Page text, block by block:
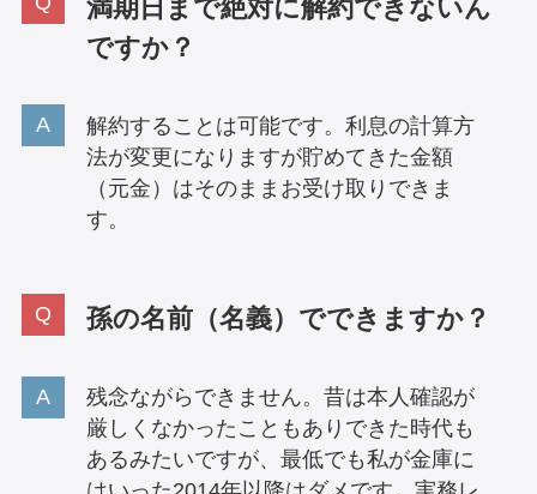
満期日まで絶対に解約できないん
ですか？
解約することは可能です。利息の計算方
法が変更になりますが貯めてきた金額
（元金）はそのままお受け取りできま
す。
孫の名前（名義）でできますか？
残念ながらできません。昔は本人確認が
厳しくなかったこともありできた時代も
あるみたいですが、最低でも私が金庫に